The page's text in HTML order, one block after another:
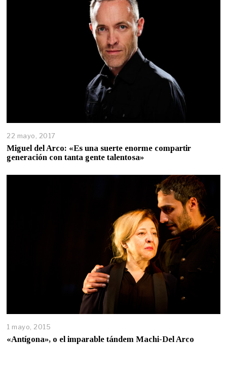
22 mayo, 2017
Miguel del Arco: «Es una suerte enorme compartir
generación con tanta gente talentosa»
1 mayo, 2015
«Antígona», o el imparable tándem Machi-Del Arco